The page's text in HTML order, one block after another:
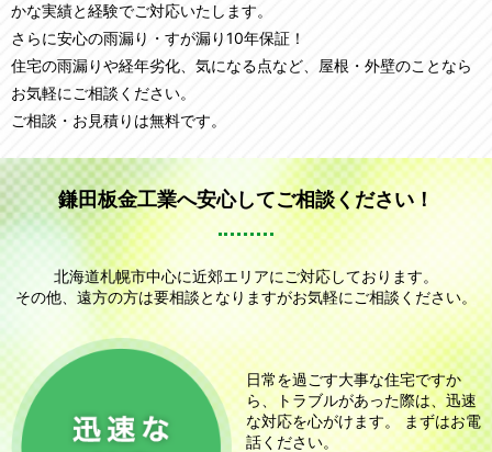
かな実績と経験でご対応いたします。
さらに安心の雨漏り・すが漏り10年保証！
住宅の雨漏りや経年劣化、気になる点など、屋根・外壁のことなら
お気軽にご相談ください。
ご相談・お見積りは無料です。
鎌田板金工業へ安心してご相談ください！
北海道札幌市中心に近郊エリアにご対応しております。
その他、遠方の方は要相談となりますがお気軽にご相談ください。
日常を過ごす大事な住宅ですか
ら、トラブルがあった際は、迅速
な対応を心がけます。 まずはお電
話ください。